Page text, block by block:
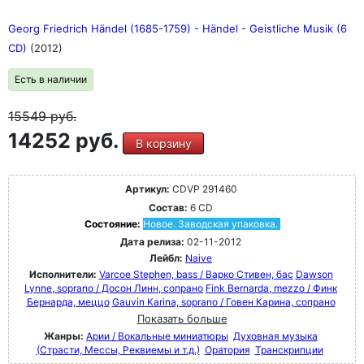
Georg Friedrich Händel (1685-1759) - Händel - Geistliche Musik (6
CD) (2012)
Есть в наличии
15549руб.
14252 руб. В корзину
Артикул: CDVP 291460
Состав: 6 CD
Состояние: Новое. Заводская упаковка.
Дата релиза: 02-11-2012
Лейбл: Naive
Исполнители: Varcoe Stephen, bass / Варко Стивен, бас Dawson
Lynne, soprano / Досон Линн, сопрано Fink Bernarda, mezzo / Финк
Бернарда, меццо Gauvin Karina, soprano / Говен Карина, сопрано
Показать больше
Жанры: Арии / Вокальные миниатюры Духовная музыка
(Страсти, Мессы, Реквиемы и т.д.) Оратория Транскрипции